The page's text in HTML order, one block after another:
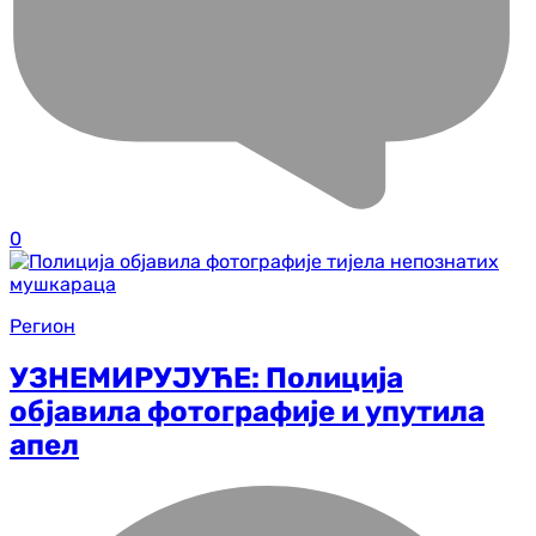
0
Регион
УЗНЕМИРУЈУЋЕ: Полиција
објавила фотографије и упутила
апел